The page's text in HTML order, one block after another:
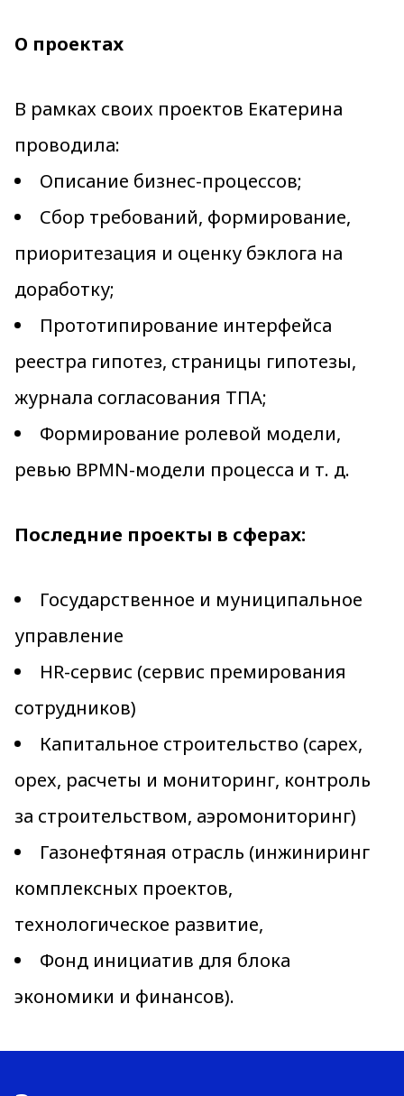
О проектах
В рамках своих проектов Екатерина
проводила:
Описание бизнес-процессов;
Сбор требований, формирование,
приоритезация и оценку бэклога на
доработку;
Прототипирование интерфейса
реестра гипотез, страницы гипотезы,
журнала согласования ТПА;
Формирование ролевой модели,
ревью BPMN-модели процесса и т. д.
Последние проекты в сферах:
Государственное и муниципальное
управление
HR-сервис (сервис премирования
сотрудников)
Капитальное строительство (capex,
opex, расчеты и мониторинг, контроль
за строительством, аэромониторинг)
Газонефтяная отрасль (инжиниринг
комплексных проектов,
технологическое развитие,
Фонд инициатив для блока
экономики и финансов).